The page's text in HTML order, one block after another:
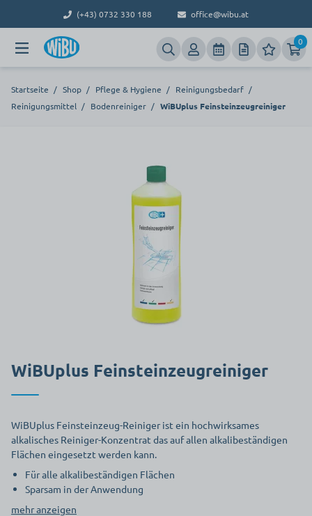
(+43) 0732 330 188 office@wibu.at
0
Startseite / Shop / Pflege & Hygiene / Reinigungsbedarf /
Reinigungsmittel / Bodenreiniger / WiBUplus Feinsteinzeugreiniger
WiBUplus Feinsteinzeugreiniger
WiBUplus Feinsteinzeug-Reiniger ist ein hochwirksames
alkalisches Reiniger-Konzentrat das auf allen alkalibeständigen
Flächen eingesetzt werden kann.
Für alle alkalibeständigen Flächen
Sparsam in der Anwendung
mehr anzeigen